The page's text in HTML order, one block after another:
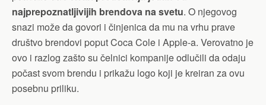
najprepoznatljivijih brendova na svetu. O njegovog
snazi može da govori i činjenica da mu na vrhu prave
društvo brendovi poput Coca Cole i Apple-a. Verovatno je
ovo i razlog zašto su čelnici kompanije odlučili da odaju
počast svom brendu i prikažu logo koji je kreiran za ovu
posebnu priliku.